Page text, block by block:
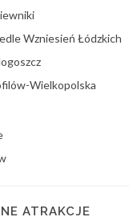
Wzniesień Łódzkich
Wielkopolska
ATRAKCJE